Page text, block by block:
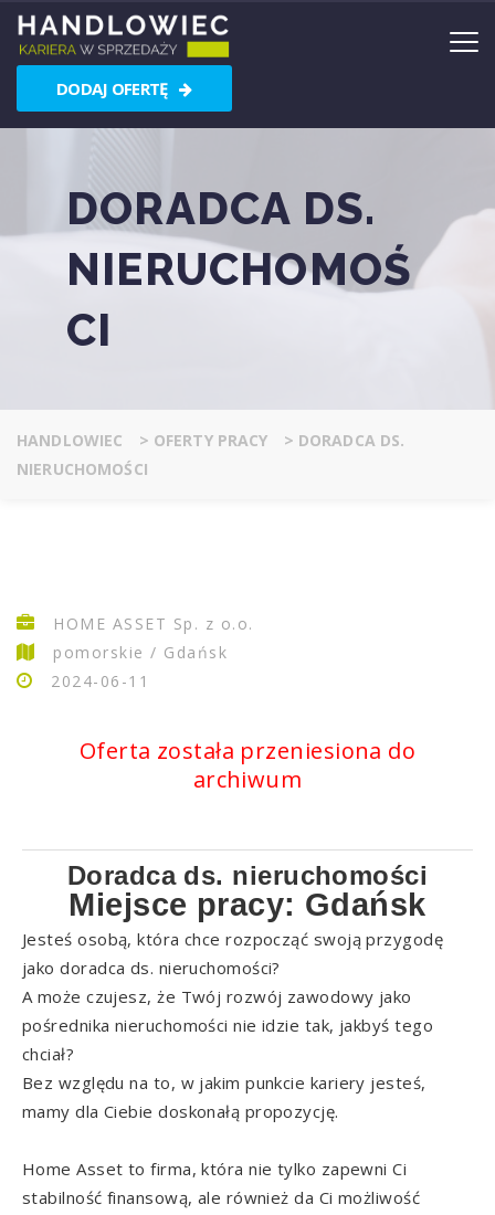
DODAJ OFERTĘ
DORADCA DS.
NIERUCHOMOŚ
CI
HANDLOWIEC > OFERTY PRACY > DORADCA DS.
NIERUCHOMOŚCI
HOME ASSET Sp. z o.o.
pomorskie / Gdańsk
2024-06-11
Oferta została przeniesiona do
archiwum
Doradca ds. nieruchomości
Miejsce pracy: Gdańsk
Jesteś osobą, która chce rozpocząć swoją przygodę
jako doradca ds. nieruchomości?
A może czujesz, że Twój rozwój zawodowy jako
pośrednika nieruchomości nie idzie tak, jakbyś tego
chciał?
Bez względu na to, w jakim punkcie kariery jesteś,
mamy dla Ciebie doskonałą propozycję.
Home Asset to firma, która nie tylko zapewni Ci
stabilność finansową, ale również da Ci możliwość